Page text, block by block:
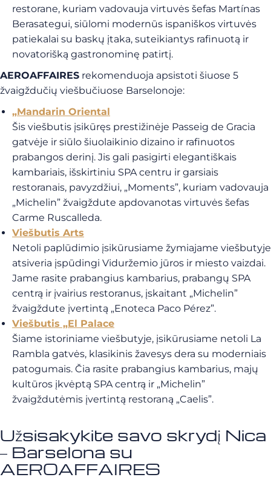
restorane, kuriam vadovauja virtuvės šefas Martínas
Berasategui, siūlomi modernūs ispaniškos virtuvės
patiekalai su baskų įtaka, suteikiantys rafinuotą ir
novatorišką gastronominę patirtį.
AEROAFFAIRES rekomenduoja apsistoti šiuose 5
žvaigždučių viešbučiuose Barselonoje:
„Mandarin Oriental
Šis viešbutis įsikūręs prestižinėje Passeig de Gracia
gatvėje ir siūlo šiuolaikinio dizaino ir rafinuotos
prabangos derinį. Jis gali pasigirti elegantiškais
kambariais, išskirtiniu SPA centru ir garsiais
restoranais, pavyzdžiui, „Moments”, kuriam vadovauja
„Michelin” žvaigždute apdovanotas virtuvės šefas
Carme Ruscalleda.
Viešbutis Arts
Netoli paplūdimio įsikūrusiame žymiajame viešbutyje
atsiveria įspūdingi Viduržemio jūros ir miesto vaizdai.
Jame rasite prabangius kambarius, prabangų SPA
centrą ir įvairius restoranus, įskaitant „Michelin”
žvaigždute įvertintą „Enoteca Paco Pérez”.
Viešbutis „El Palace
Šiame istoriniame viešbutyje, įsikūrusiame netoli La
Rambla gatvės, klasikinis žavesys dera su moderniais
patogumais. Čia rasite prabangius kambarius, majų
kultūros įkvėptą SPA centrą ir „Michelin”
žvaigždutėmis įvertintą restoraną „Caelis”.
Užsisakykite savo skrydį Nica
– Barselona su
AEROAFFAIRES